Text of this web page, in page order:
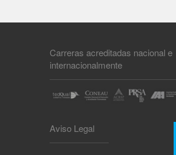
Carreras acreditadas nacional e
internacionalmente
Aviso Legal